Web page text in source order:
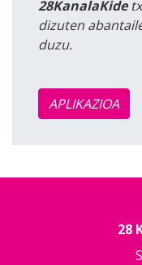
28KanalaKide
dizuten
duzu.
APLIKAZIOA
28